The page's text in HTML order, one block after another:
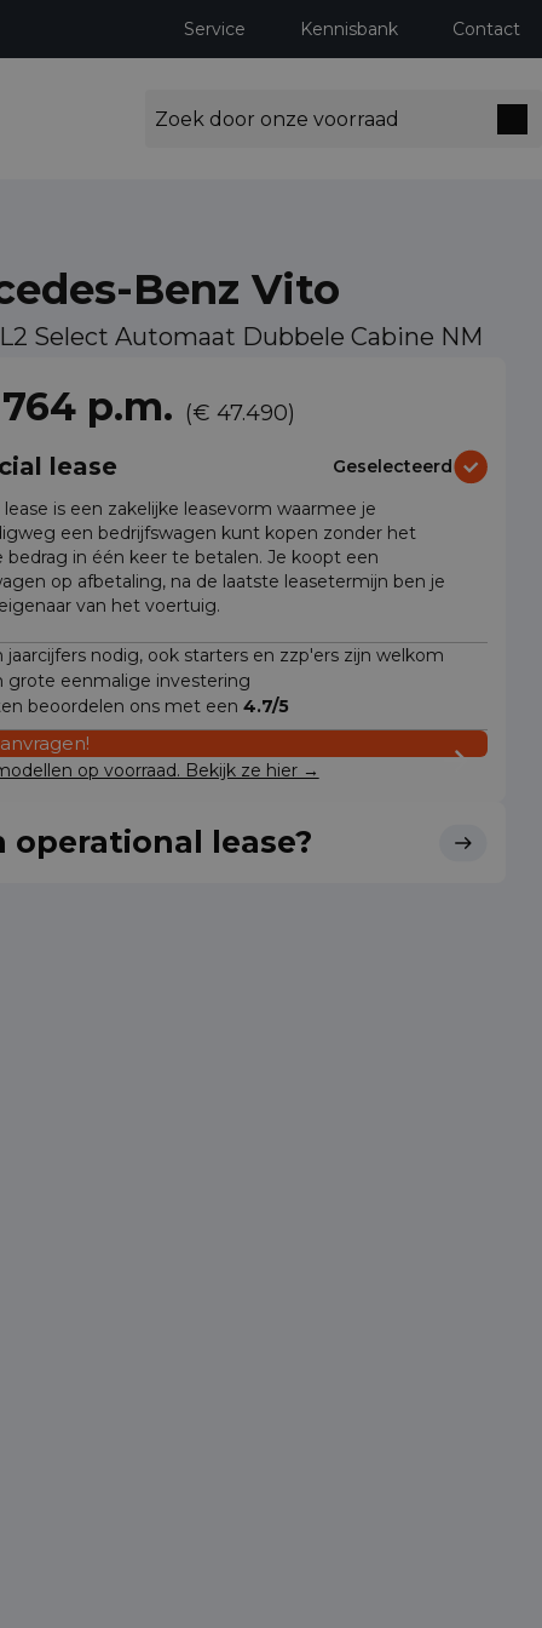
Service Kennisbank Contact
Benz Vito
L2 Select Automaat Dubbele Cabine NM
p.m. (€ 47.490)
lease
Geselecteerd
lease is een zakelijke leasevorm waarmee je
een bedrijfswagen kunt kopen zonder het
bedrag in één keer te betalen. Je koopt een
op afbetaling, na de laatste leasetermijn ben je
van het voertuig.
jaarcijfers nodig, ook starters en zzp'ers zijn welkom
grote eenmalige investering
beoordelen ons met een 4.7/5
op voorraad. Bekijk ze hier →
operational lease?